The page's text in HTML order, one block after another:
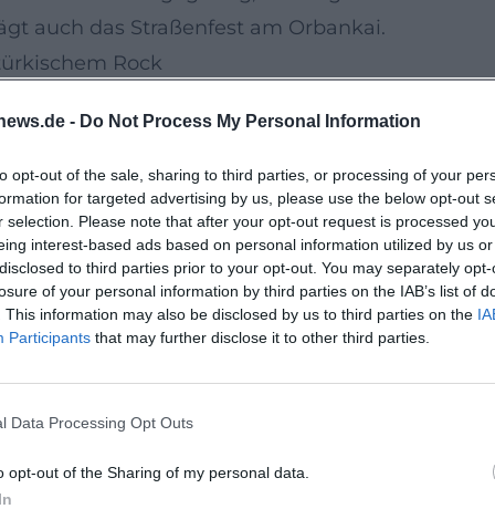
- Do Not Process My Personal Information
opt-out of the sale, sharing to third parties, or processing of your
for targeted advertising by us, please use the below opt-out
selection. Please note that after your opt-out request is processed
interest-based ads based on personal information utilized by us
to third parties prior to your opt-out. You may separately
of your personal information by third parties on the IAB’s list of
This information may also be disclosed by us to third parties on the
Participants that may further disclose it to other third parties.
Data Processing Opt Outs
opt-out of the Sharing of my personal data.
auch das Straßenfest am Orbankai.
Rock
Festivalgefühl Schritt für Schritt: Mit der
voller spontaner Momente und lokaler
Tänzen einen farbenfrohen Akzent, bevor um
Spannung deutlich erhöht. Der Name der
perfekt zu einem Abend, der Community-
in den Mittelpunkt stellt.
Wein und bayrischem Bier entsteht ein
besonders macht. Der Blick auf das
am Orbankai sorgen für ein entspanntes
Café International ist dabei nicht nur
an dem Konzerte, Feste und Begegnungen